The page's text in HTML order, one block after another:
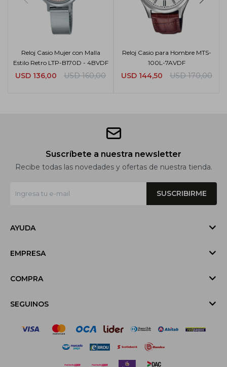
Reloj Casio Mujer con Malla
Estilo Retro LTP-B170D - 4BVDF
USD 136,00 USD 160,00
Reloj Casio para Hombre MTS-
100L-7AVDF
USD 144,50 USD 170,00
Suscríbete a nuestra newsletter
Recibe todas las novedades y ofertas de nuestra tienda.
SUSCRIBIRME
AYUDA
EMPRESA
COMPRA
SEGUINOS